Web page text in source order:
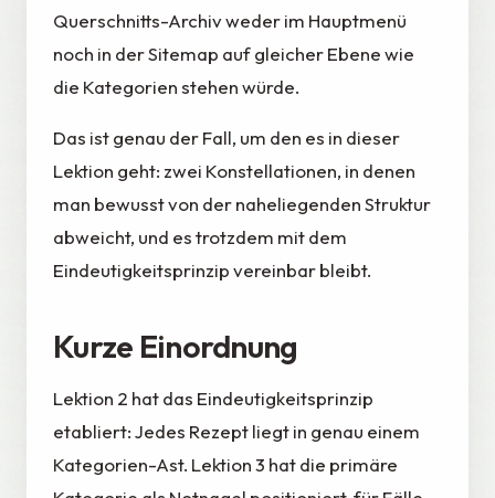
Querschnitts-Archiv weder im Hauptmenü
noch in der Sitemap auf gleicher Ebene wie
die Kategorien stehen würde.
Das ist genau der Fall, um den es in dieser
Lektion geht: zwei Konstellationen, in denen
man bewusst von der naheliegenden Struktur
abweicht, und es trotzdem mit dem
Eindeutigkeitsprinzip vereinbar bleibt.
Kurze Einordnung
Lektion 2 hat das Eindeutigkeitsprinzip
etabliert: Jedes Rezept liegt in genau einem
Kategorien-Ast. Lektion 3 hat die primäre